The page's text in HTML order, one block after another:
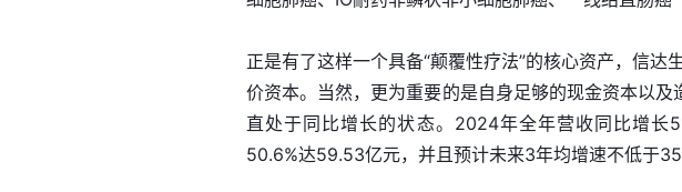
正是有了这样一个具备“颠覆性疗法”的核心资产，信
价资本。当然，更为重要的是自身足够的现金资本以
直处于同比增长的状态。2024年全年营收同比增长
50.6%达59.53亿元，并且预计未来3年均增速不低于